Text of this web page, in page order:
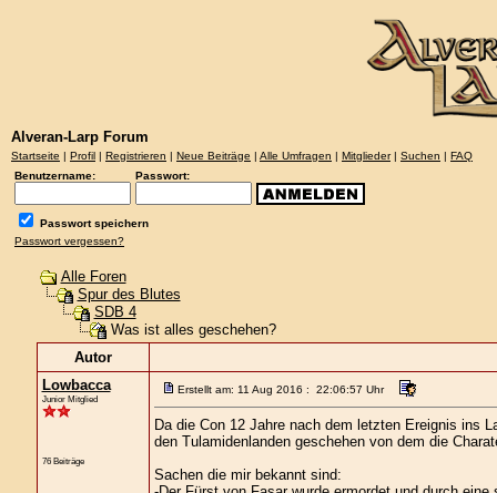
Alveran-Larp Forum
Startseite | Profil | Registrieren | Neue Beiträge | Alle Umfragen | Mitglieder| Suchen | FAQ
Benutzername:
Passwort:
Passwort speichern
Passwort vergessen?
Alle Foren
Spur des Blutes
SDB 4
Was ist alles geschehen?
Autor
Lowbacca
Junior Mitglied
76 Beiträge
Erstellt am: 11 Aug 2016 : 22:06:57 Uhr
Da die Con 12 Jahre nach dem letzten Ereignis ins
den Tulamidenlanden geschehen von dem die
Sachen die mir bekannt sind: